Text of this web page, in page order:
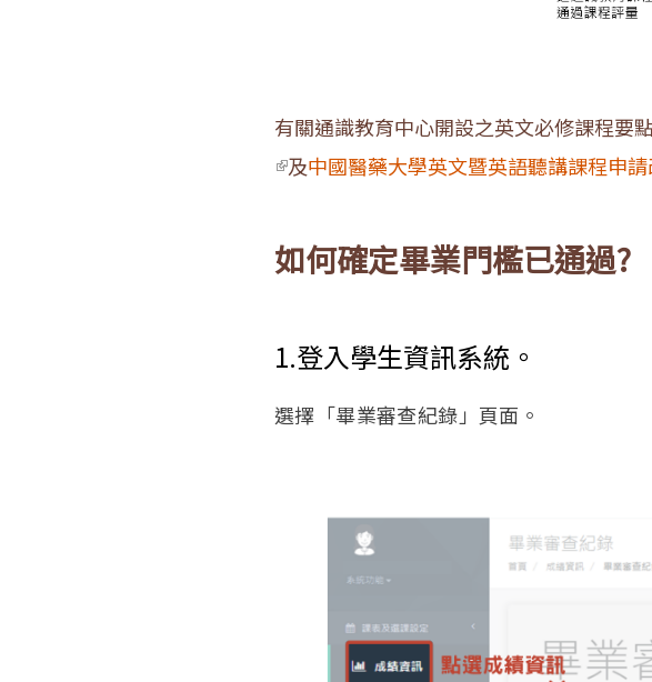
有關通識教育中心開設之英文必修課程要
(link is external)
及中國醫藥大學英文暨英語聽講課程申
如何確定畢業門檻已通過?
1.登入學生資訊系統。
選擇「畢業審查紀錄」頁面。